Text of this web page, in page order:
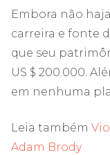
Embora não
carreira e fonte
que seu
US $ 200.000.
em nenhuma
Leia também
Adam Brody